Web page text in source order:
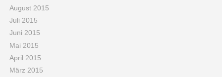
August 2015
Juli 2015
Juni 2015
Mai 2015
April 2015
März 2015